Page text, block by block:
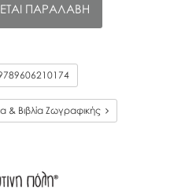
ΠΑΡΑΛΑΒΉ
& Βιβλία Ζωγραφικής